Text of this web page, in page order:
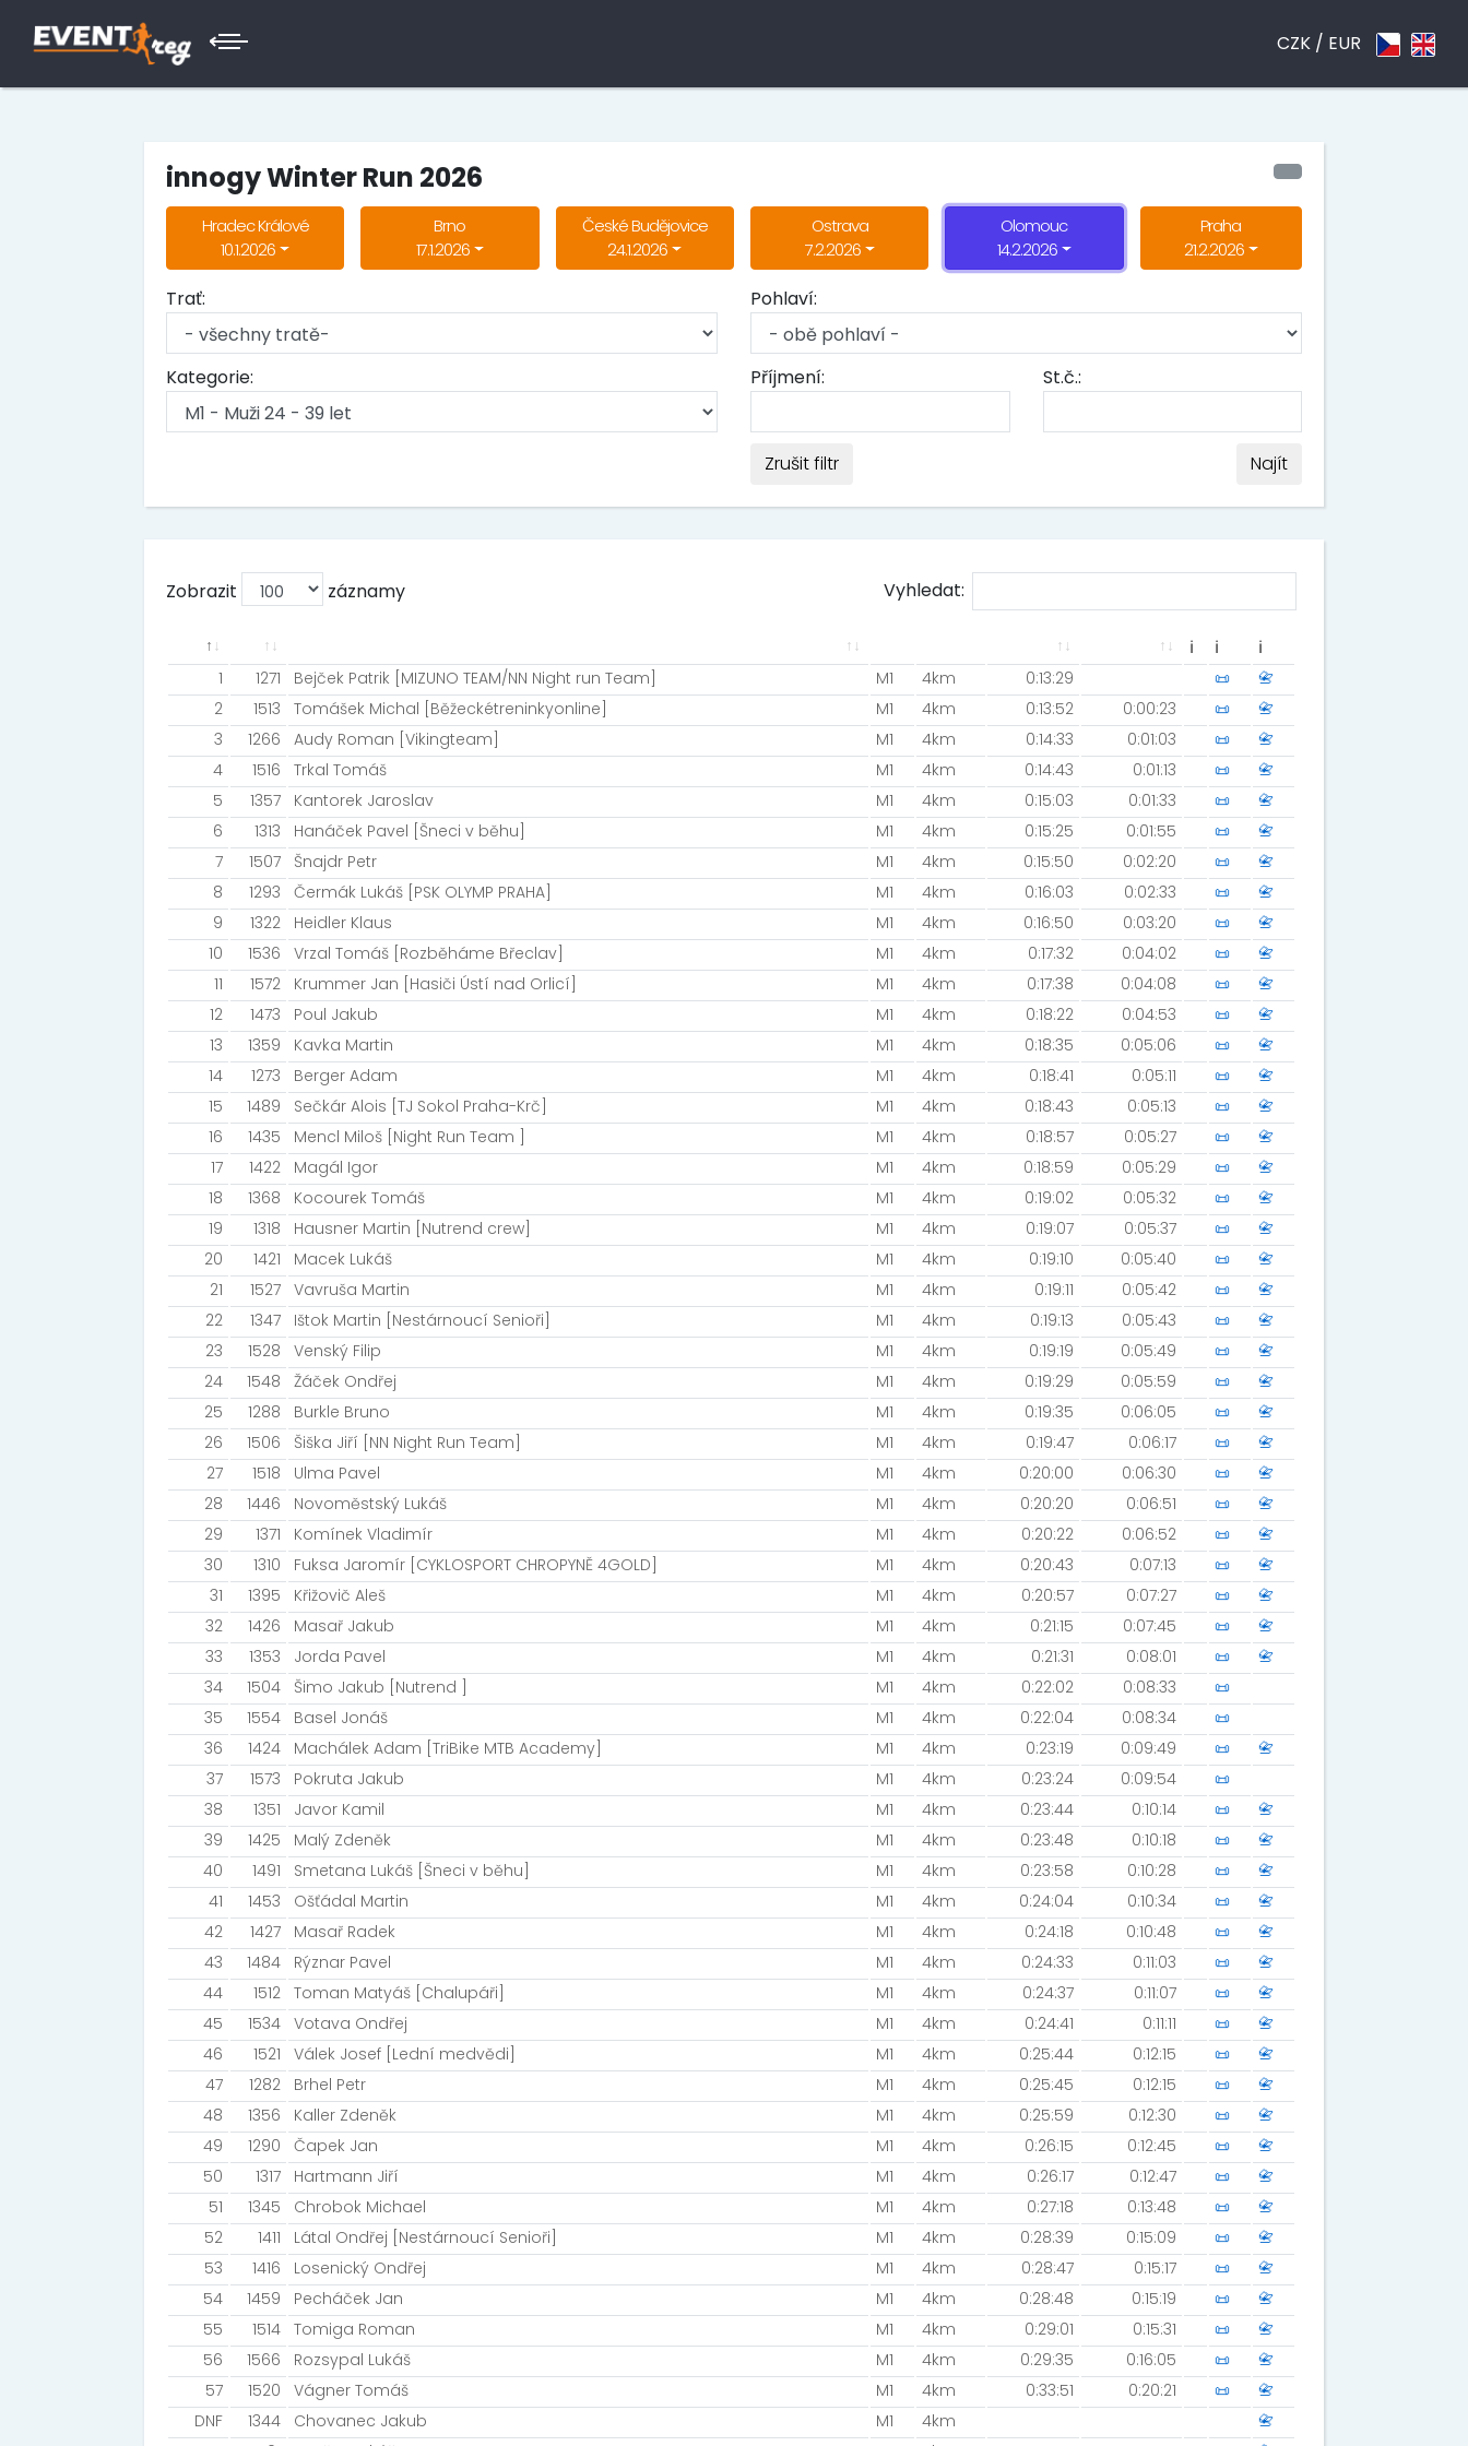
CZK / EUR
innogy Winter Run 2026
Hradec Králové
10.1.2026
Brno
17.1.2026
České Budějovice
24.1.2026
Ostrava
7.2.2026
Olomouc
14.2.2026
Praha
21.2.2026
Trať: Pohlaví:
Kategorie: Příjmení: St.č.:
Zrušit filtr Najít
Zobrazit záznamy Vyhledat:
ℹ ℹ
ℹ
1
1271 Bejček Patrik [MIZUNO TEAM/NN Night run Team] M1 4km 0:13:29 📜
📇
2
1513 Tomášek Michal [Běžeckétreninkyonline] M1 4km 0:13:52 0:00:23 📜
📇
3
1266 Audy Roman [Vikingteam] M1 4km 0:14:33 0:01:03 📜
📇
4
1516 Trkal Tomáš M1 4km 0:14:43 0:01:13 📜
📇
5
1357 Kantorek Jaroslav M1 4km 0:15:03 0:01:33 📜
📇
6
1313 Hanáček Pavel [Šneci v běhu] M1 4km 0:15:25 0:01:55 📜
📇
7
1507 Šnajdr Petr M1 4km 0:15:50 0:02:20 📜
📇
8
1293 Čermák Lukáš [PSK OLYMP PRAHA] M1 4km 0:16:03 0:02:33 📜
📇
9
1322 Heidler Klaus M1 4km 0:16:50 0:03:20 📜
📇
10
1536 Vrzal Tomáš [Rozběháme Břeclav] M1 4km 0:17:32 0:04:02 📜
📇
11
1572 Krummer Jan [Hasiči Ústí nad Orlicí] M1 4km 0:17:38 0:04:08 📜
📇
12
1473 Poul Jakub M1 4km 0:18:22 0:04:53 📜
📇
13
1359 Kavka Martin M1 4km 0:18:35 0:05:06 📜
📇
14
1273 Berger Adam M1 4km 0:18:41 0:05:11 📜
📇
15
1489 Sečkár Alois [TJ Sokol Praha-Krč] M1 4km 0:18:43 0:05:13 📜
📇
16
1435 Mencl Miloš [Night Run Team ] M1 4km 0:18:57 0:05:27 📜
📇
17
1422 Magál Igor M1 4km 0:18:59 0:05:29 📜
📇
18
1368 Kocourek Tomáš M1 4km 0:19:02 0:05:32 📜
📇
19
1318 Hausner Martin [Nutrend crew] M1 4km 0:19:07 0:05:37 📜
📇
20
1421 Macek Lukáš M1 4km 0:19:10 0:05:40 📜
📇
21
1527 Vavruša Martin M1 4km 0:19:11 0:05:42 📜
📇
22
1347 Ištok Martin [Nestárnoucí Senioři] M1 4km 0:19:13 0:05:43 📜
📇
23
1528 Venský Filip M1 4km 0:19:19 0:05:49 📜
📇
24
1548 Žáček Ondřej M1 4km 0:19:29 0:05:59 📜
📇
25
1288 Burkle Bruno M1 4km 0:19:35 0:06:05 📜
📇
26
1506 Šiška Jiří [NN Night Run Team] M1 4km 0:19:47 0:06:17 📜
📇
27
1518 Ulma Pavel M1 4km 0:20:00 0:06:30 📜
📇
28
1446 Novoměstský Lukáš M1 4km 0:20:20 0:06:51 📜
📇
29
1371 Komínek Vladimír M1 4km 0:20:22 0:06:52 📜
📇
30
1310 Fuksa Jaromír [CYKLOSPORT CHROPYNĚ 4GOLD] M1 4km 0:20:43 0:07:13 📜
📇
31
1395 Křižovič Aleš M1 4km 0:20:57 0:07:27 📜
📇
32
1426 Masař Jakub M1 4km 0:21:15 0:07:45 📜
📇
33
1353 Jorda Pavel M1 4km 0:21:31 0:08:01 📜
📇
34
1504 Šimo Jakub [Nutrend ] M1 4km 0:22:02 0:08:33
📜
35
1554 Basel Jonáš M1 4km 0:22:04 0:08:34
📜
36
1424 Machálek Adam [TriBike MTB Academy] M1 4km 0:23:19 0:09:49 📜
📇
37
1573 Pokruta Jakub M1 4km 0:23:24 0:09:54
📜
38
1351 Javor Kamil M1 4km 0:23:44 0:10:14 📜
📇
39
1425 Malý Zdeněk M1 4km 0:23:48 0:10:18 📜
📇
40
1491 Smetana Lukáš [Šneci v běhu] M1 4km 0:23:58 0:10:28 📜
📇
41
1453 Ošťádal Martin M1 4km 0:24:04 0:10:34 📜
📇
42
1427 Masař Radek M1 4km 0:24:18 0:10:48 📜
📇
43
1484 Rýznar Pavel M1 4km 0:24:33 0:11:03 📜
📇
44
1512 Toman Matyáš [Chalupáři] M1 4km 0:24:37 0:11:07 📜
📇
45
1534 Votava Ondřej M1 4km 0:24:41 0:11:11 📜
📇
46
1521 Válek Josef [Lední medvědi] M1 4km 0:25:44 0:12:15 📜
📇
47
1282 Brhel Petr M1 4km 0:25:45 0:12:15 📜
📇
48
1356 Kaller Zdeněk M1 4km 0:25:59 0:12:30 📜
📇
49
1290 Čapek Jan M1 4km 0:26:15 0:12:45 📜
📇
50
1317 Hartmann Jiří M1 4km 0:26:17 0:12:47 📜
📇
51
1345 Chrobok Michael M1 4km 0:27:18 0:13:48 📜
📇
52
1411 Látal Ondřej [Nestárnoucí Senioři] M1 4km 0:28:39 0:15:09 📜
📇
53
1416 Losenický Ondřej M1 4km 0:28:47 0:15:17 📜
📇
54
1459 Pecháček Jan M1 4km 0:28:48 0:15:19 📜
📇
55
1514 Tomiga Roman M1 4km 0:29:01 0:15:31 📜
📇
56
1566 Rozsypal Lukáš M1 4km 0:29:35 0:16:05 📜
📇
57
1520 Vágner Tomáš M1 4km 0:33:51 0:20:21 📜
📇
DNF
1344 Chovanec Jakub M1 4km
📇